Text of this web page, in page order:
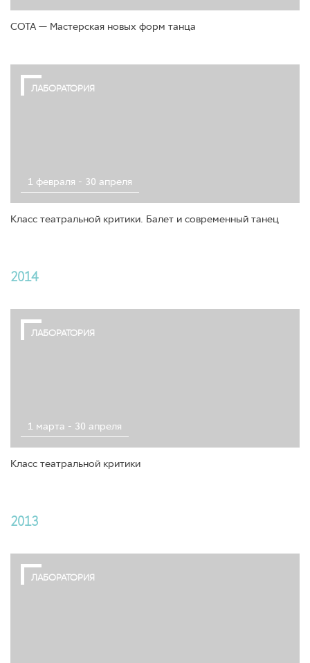
СОТА — Мастерская новых форм танца
ЛАБОРАТОРИЯ
1 февраля - 30 апреля
Класс театральной критики. Балет и современный танец
2014
ЛАБОРАТОРИЯ
1 марта - 30 апреля
Класс театральной критики
2013
ЛАБОРАТОРИЯ